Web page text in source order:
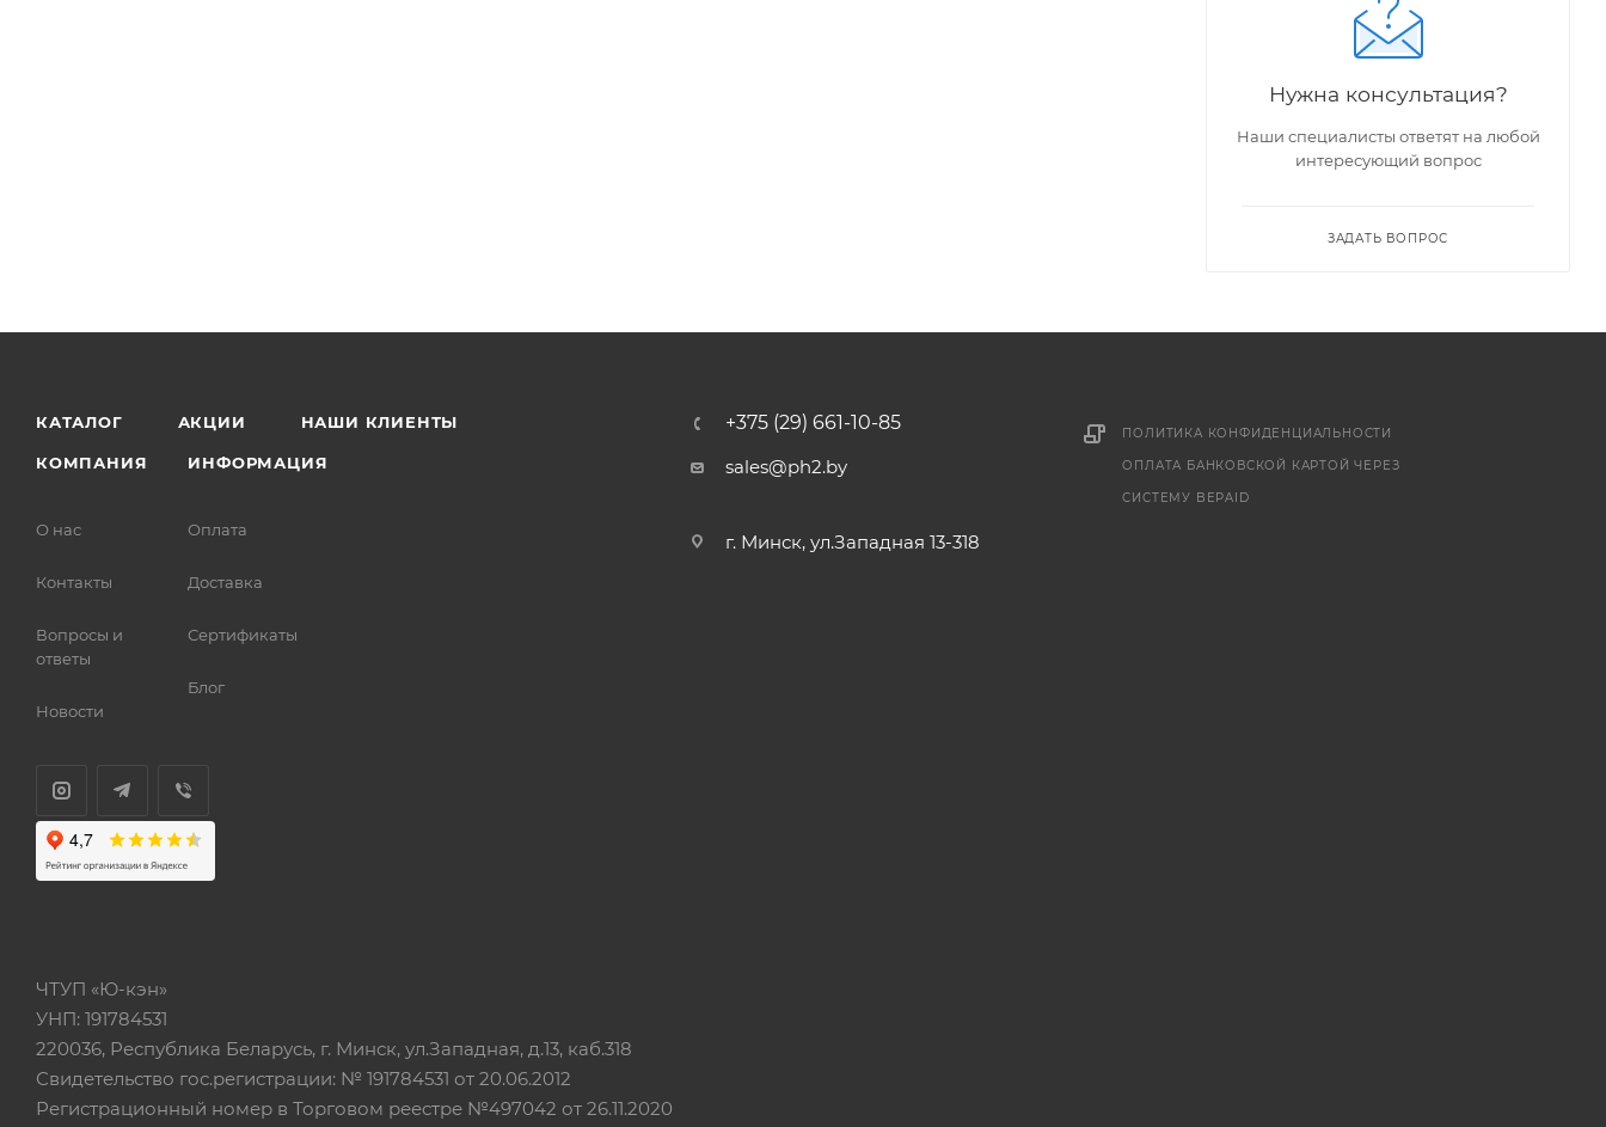
Нужна консультация?
Наши специалисты ответят на любой
интересующий вопрос
ЗАДАТЬ ВОПРОС
КАТАЛОГ АКЦИИ НАШИ КЛИЕНТЫ
КОМПАНИЯ
О нас
Контакты
Вопросы и
ответы
Новости
ИНФОРМАЦИЯ
Оплата
Доставка
Сертификаты
Блог
+375 (29) 661-10-85
sales@ph2.by
г. Минск, ул.Западная 13-318
ПОЛИТИКА КОНФИДЕНЦИАЛЬНОСТИ
ОПЛАТА БАНКОВСКОЙ КАРТОЙ ЧЕРЕЗ
СИСТЕМУ BEPAID
ЧТУП «Ю-кэн»
УНП: 191784531
220036, Республика Беларусь, г. Минск, ул.Западная, д.13, каб.318
Свидетельство гос.регистрации: № 191784531 от 20.06.2012
Регистрационный номер в Торговом реестре №497042 от 26.11.2020